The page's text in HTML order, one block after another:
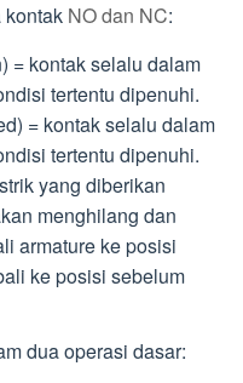
kontak NO dan NC:
= kontak selalu dalam
tertentu dipenuhi.
= kontak selalu dalam
tertentu dipenuhi.
yang diberikan
menghilang dan
armature ke posisi
ke posisi sebelum
dua operasi dasar: